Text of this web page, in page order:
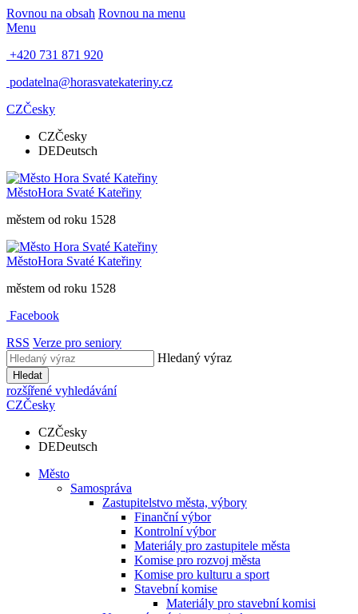
Rovnou na obsah Rovnou na menu
Menu
+420 731 871 920
podatelna@horasvatekateriny.cz
CZČesky
CZČesky
DEDeutsch
MěstoHora Svaté Kateřiny
městem od roku 1528
MěstoHora Svaté Kateřiny
městem od roku 1528
Facebook
RSS Verze pro seniory
Hledaný výraz
Hledat
rozšířené vyhledávání
CZČesky
CZČesky
DEDeutsch
Město
Samospráva
Zastupitelstvo města, výbory
Finanční výbor
Kontrolní výbor
Materiály pro zastupitele města
Komise pro rozvoj města
Komise pro kulturu a sport
Stavební komise
Materiály pro stavební komisi